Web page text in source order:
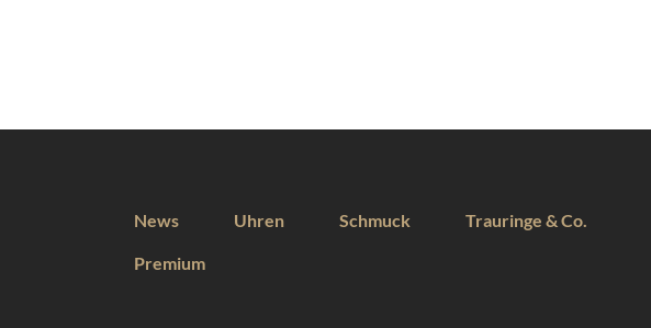
News Uhren Schmuck Trauringe & Co.
Premium